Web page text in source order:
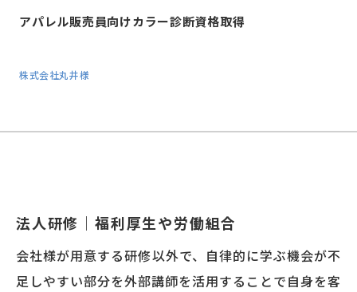
アパレル販売員向けカラー診断資格取得
株式会社丸井様
法人研修｜福利厚生や労働組合
会社様が用意する研修以外で、自律的に学ぶ機会が不
足しやすい部分を外部講師を活用することで自身を客